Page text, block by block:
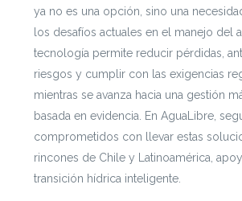
ya no es una opción, sino una
los desafíos actuales en el manejo del
tecnología permite reducir pérdidas,
riesgos y cumplir con las exigencias
mientras se avanza hacia una gestión
basada en evidencia. En AguaLibre,
comprometidos con llevar estas
rincones de Chile y Latinoamérica,
transición hídrica inteligente.